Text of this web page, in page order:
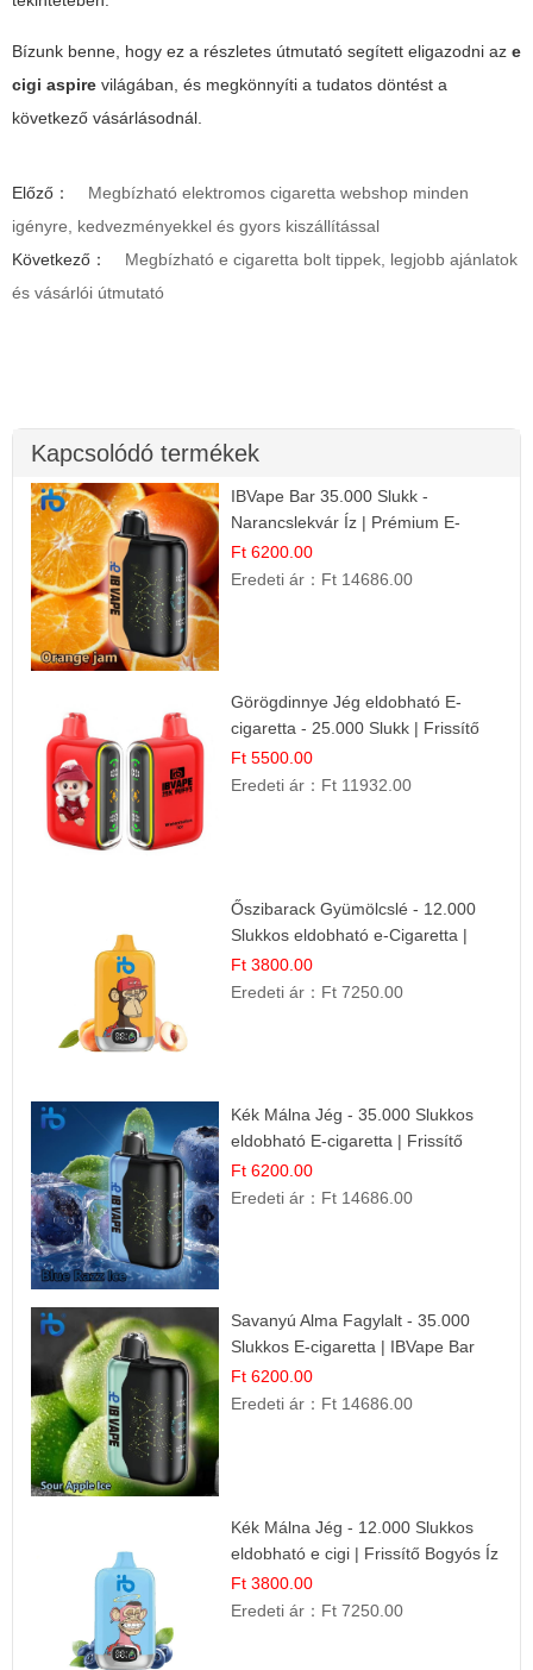
Bízunk benne, hogy ez a részletes útmutató segített eligazodni az e
cigi aspire világában, és megkönnyíti a tudatos döntést a
következő vásárlásodnál.
Előző：
Megbízható elektromos cigaretta webshop minden
igényre, kedvezményekkel és gyors kiszállítással
Következő：
Megbízható e cigaretta bolt tippek, legjobb ajánlatok
és vásárlói útmutató
Kapcsolódó termékek
IBVape Bar 35.000 Slukk -
Narancslekvár Íz | Prémium E-
cigaretta
Ft 6200.00
Eredeti ár： Ft 14686.00
Görögdinnye Jég eldobható E-
cigaretta - 25.000 Slukk | Frissítő
Nyári Íz
Ft 5500.00
Eredeti ár： Ft 11932.00
Őszibarack Gyümölcslé - 12.000
Slukkos eldobható e-Cigaretta |
Friss Gyümölcs Íz
Ft 3800.00
Eredeti ár： Ft 7250.00
Kék Málna Jég - 35.000 Slukkos
eldobható E-cigaretta | Frissítő
Ízélmény
Ft 6200.00
Eredeti ár： Ft 14686.00
Savanyú Alma Fagylalt - 35.000
Slukkos E-cigaretta | IBVape Bar
Ft 6200.00
Eredeti ár： Ft 14686.00
Kék Málna Jég - 12.000 Slukkos
eldobható e cigi | Frissítő Bogyós Íz
Ft 3800.00
Eredeti ár： Ft 7250.00